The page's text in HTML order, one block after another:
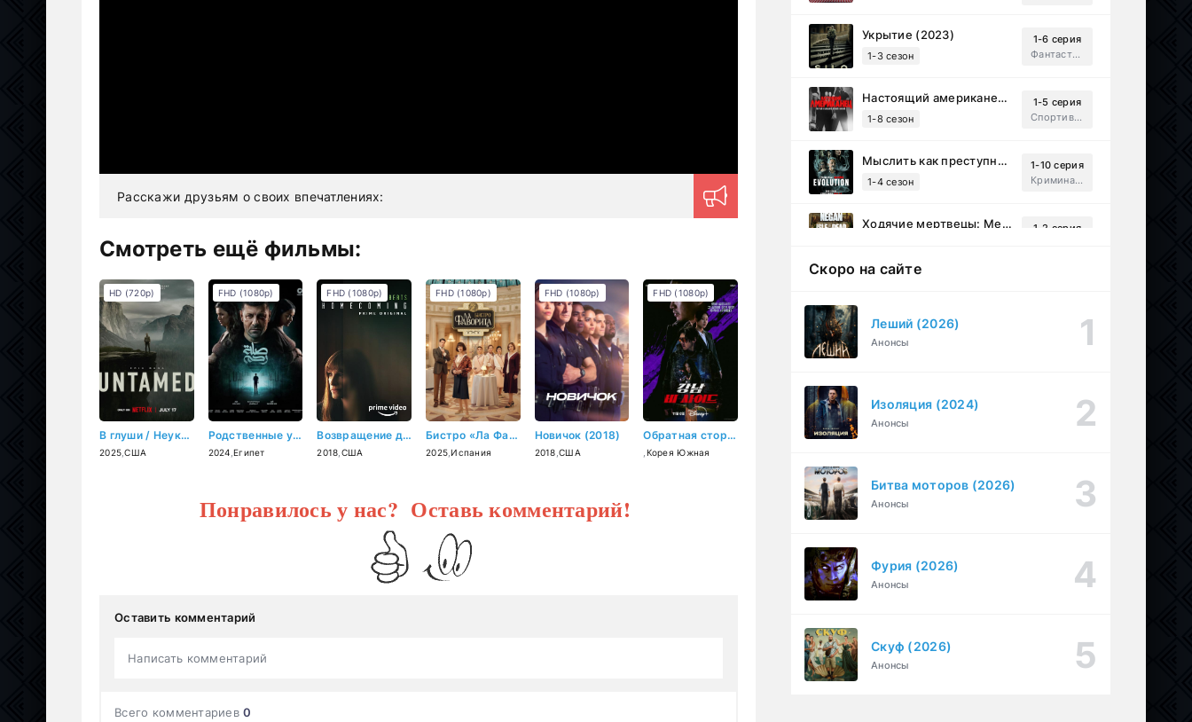
Расскажи друзьям о своих впечатлениях:
Смотреть ещё фильмы:
В глуши / Неукротимый (2025)
2025 ,США
HD (720p)
Родственные узы (2024)
2024 ,Египет
FHD (1080p)
Возвращение домой (2018)
2018 США
FHD (1080p)
Бистро «Ла Фаворита» (2025)
2025 ,Испания
FHD (1080p)
Новичок (2018)
2018 ,США
FHD (1080p)
Обратная сторона Каннама (2024)
Корея Южная
FHD (1080p)
Понравилось у нас? Оставь комментарий!
Оставить комментарий
Написать комментарий
Всего комментариев0
Укрытие (2023)
1-3 сезон
1-6 серия
Фантастика, Триллер, Драма
Настоящий американец / Всеамериканский (2018)
1-8 сезон
1-5 серия
Спортивный, Зарубежный, Драма
Мыслить как преступник: Эволюция (2022)
1-4 сезон
1-10 серия
Криминал, Детектив, Триллер, Драма
Ходячие мертвецы: Мертвый город (2023)
1-2 серия
Под землёй (2026)
1-16 серия
Скоро на сайте
Леший (2026)
Анонсы
Изоляция (2024)
Анонсы
Битва моторов (2026)
Анонсы
Фурия (2026)
Анонсы
Скуф (2026)
Анонсы